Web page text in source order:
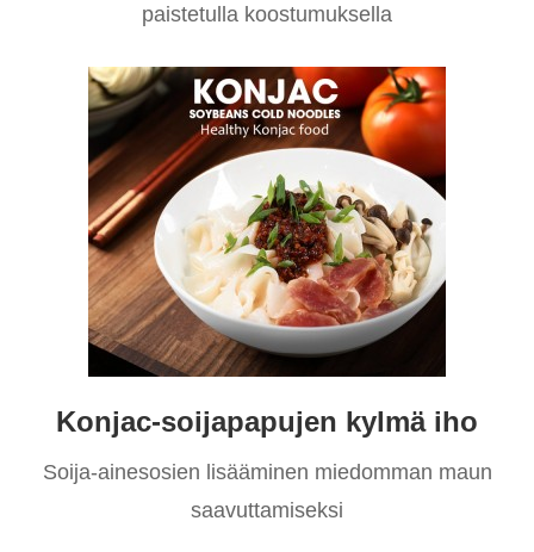
paistetulla koostumuksella
Konjac-soijapapujen kylmä iho
Soija-ainesosien lisääminen miedomman maun
saavuttamiseksi